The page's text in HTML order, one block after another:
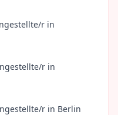
r in
rin
r in Berlin